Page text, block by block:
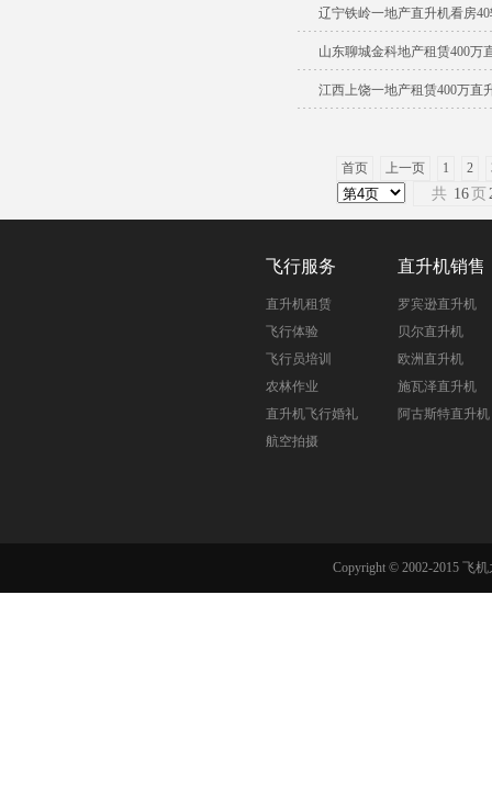
辽宁铁岭一地产直升机看房
山东聊城金科地产租赁400万
江西上饶一地产租赁400万直
首页 上一页 1 2
共 16 页
飞行服务
直升机租赁
飞行体验
飞行员培训
农林作业
直升机飞行婚礼
航空拍摄
直升机销售
罗宾逊直升机
贝尔直升机
欧洲直升机
施瓦泽直升机
阿古斯特直升机
Copyright © 2002-2015 飞